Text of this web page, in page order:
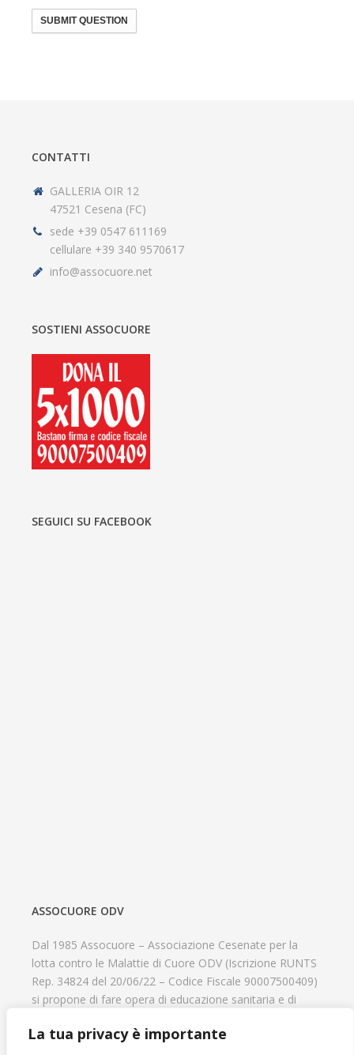
La tua privacy è importante
SUBMIT QUESTION
CONTATTI
GALLERIA OIR 12
47521 Cesena (FC)
sede +39 0547 611169
cellulare +39 340 9570617
info@assocuore.net
SOSTIENI ASSOCUORE
SEGUICI SU FACEBOOK
ASSOCUORE ODV
Dal 1985 Assocuore – Associazione Cesenate per la
lotta contro le Malattie di Cuore ODV (Iscrizione RUNTS
Rep. 34824 del 20/06/22 – Codice Fiscale 90007500409)
si propone di fare opera di educazione sanitaria e di
psicofisico di tutti coloro che hanno un problema